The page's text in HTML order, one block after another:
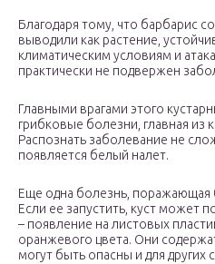
Благодаря тому, что барбарис
выводили как растение,
климатическим условиям и
практически не подвержен
Главными врагами этого
грибковые болезни, главная из
Распознать заболевание не
появляется белый налет.
Еще одна болезнь, поражающая
Если ее запустить, куст может
– появление на листовых
оранжевого цвета. Они
могут быть опасны и для других